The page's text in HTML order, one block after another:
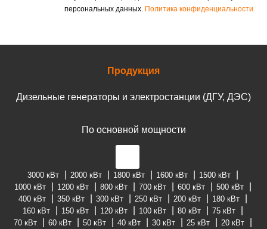
персональных данных. Политика конфиденциальности.
Продукция
Дизельные генераторы и электростанции (ДГУ, ДЭС)
По основной мощности
3000 кВт 2000 кВт 1800 кВт 1600 кВт
1500 кВт
1000 кВт
1200 кВт 800 кВт 700 кВт 600 кВт
500 кВт
400 кВт
350 кВт 300 кВт 250 кВт 200 кВт
180 кВт
160 кВт
150 кВт 120 кВт 100 кВт 80 кВт
75 кВт
70 кВт
60 кВт 50 кВт 40 кВт 30 кВт 25 кВт
20 кВт